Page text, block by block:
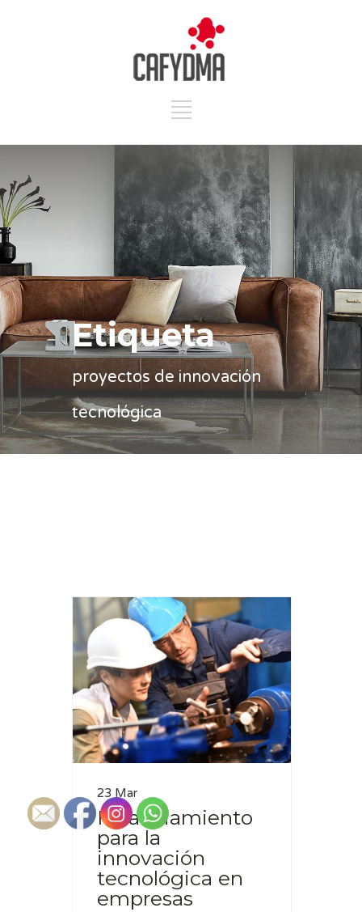
Etiqueta
proyectos de innovación
tecnológica
23 Mar
Financiamiento
para la
innovación
tecnológica en
empresas